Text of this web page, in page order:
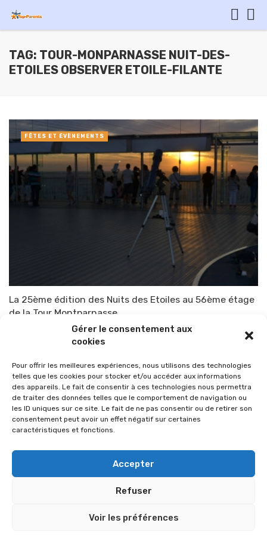
Gérer le consentement aux
cookies
Pour offrir les meilleures expériences, nous utilisons des technologies
telles que les cookies pour stocker et/ou accéder aux informations
des appareils. Le fait de consentir à ces technologies nous permettra
de traiter des données telles que le comportement de navigation ou
les ID uniques sur ce site. Le fait de ne pas consentir ou de retirer son
consentement peut avoir un effet négatif sur certaines
caractéristiques et fonctions.
Accepter
Refuser
Voir les préférences
TAG: TOUR-MONPARNASSE NUIT-DES-
ETOILES OBSERVER ETOILE-FILANTE
La 25ème édition des Nuits des Etoiles au 56ème étage
de la Tour Montparnasse
TOP-PARENTS 1 août 2015
FÊTES ET ÉVÈNEMENTS